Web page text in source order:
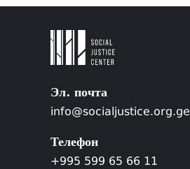
Эл. почта
info@socialjustice.org.ge
Телефон
+995 599 65 66 11